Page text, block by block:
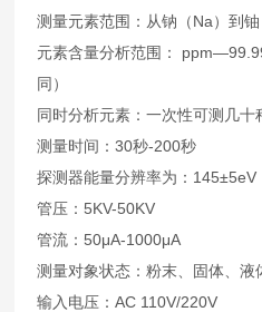
测量元素范围：从钠（Na）到铀
元素含量分析范围：
同）
同时分析元素：一次性可测几十
测量时间：30秒-200秒
探测器能量分辨率为：145±5eV
管压：5KV-50KV
管流：50μA-1000μA
测量对象状态：粉末、固体、液
输入电压：AC 110V/220V